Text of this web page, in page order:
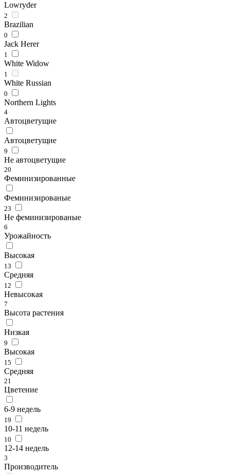
Lowryder
2
Brazilian
0
Jack Herer
1
White Widow
1
White Russian
0
Northern Lights
4
Автоцветущие
Автоцветущие
9
Не автоцветущие
20
Феминизированные
Феминизированые
23
Не феминизированые
6
Урожайность
Высокая
13
Средняя
12
Невысокая
7
Высота растения
Низкая
9
Высокая
15
Средняя
21
Цветение
6-9 недель
19
10-11 недель
10
12-14 недель
3
Производитель